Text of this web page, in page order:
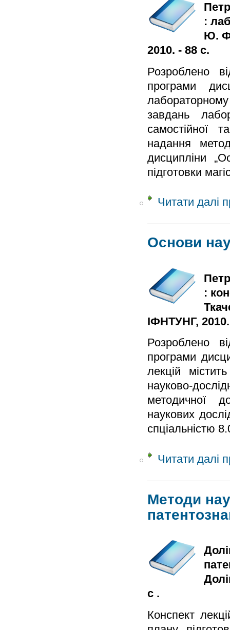
:
Ю. Ф.
2010. - 88 с.
Розроблено
програми
завдань
самостійної
надання
дисципліни
підготовки
Читати далі
Основи
:
ІФНТУНГ,
Розроблено
програми
лекцій
науково-
методичної
наукових
спціальністю
Читати далі
Методи
с .
Конспект